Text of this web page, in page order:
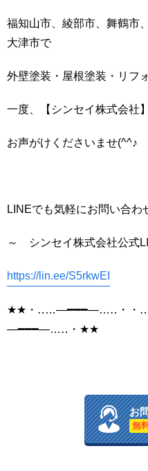
福知山市、綾部市、舞鶴市
大津市で
外壁塗装・屋根塗装・リフ
一度、【シンセイ株式会社】
お声がけくださいませ(^^♪
LINEでも気軽にお問い合わ
～ シンセイ株式会社公式
https://lin.ee/S5rkwEI
★★・‥…―━━━―…‥・・
―━━━―…‥・★★
お
無